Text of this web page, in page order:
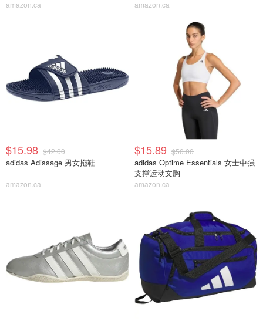
amazon.ca amazon.ca
$15.98 $42.00
adidas Adissage 男女拖鞋
amazon.ca
$15.89 $50.00
adidas Optime Essentials 女士中强
支撑运动文胸
amazon.ca